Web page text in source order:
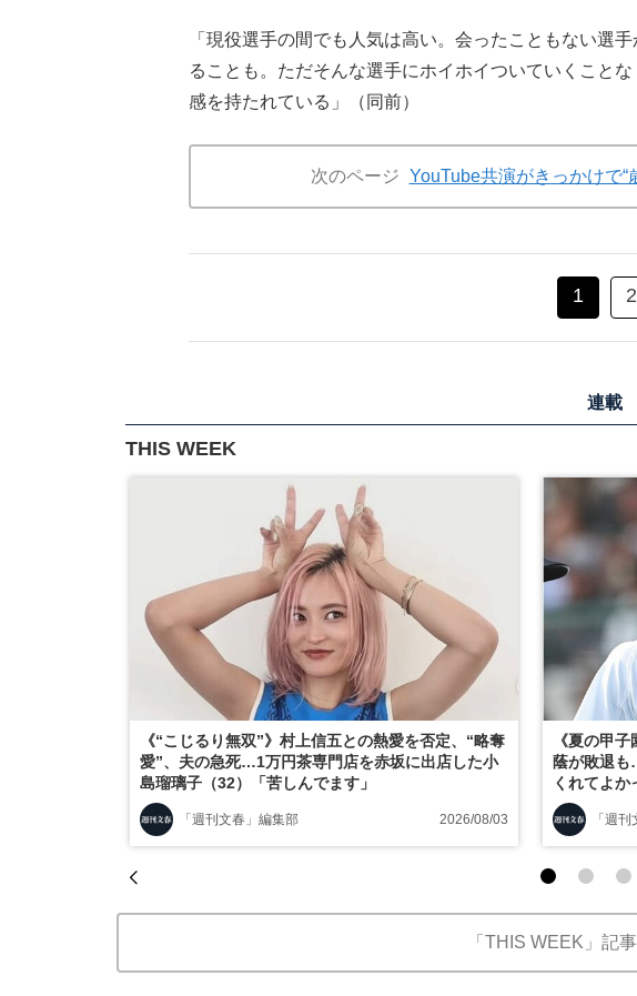
「現役選手の間でも人気は高い。会ったこともない選
ることも。ただそんな選手にホイホイついていくこと
感を持たれている」（同前）
次のページ YouTube共演がきっかけで“
1 2
連載
THIS WEEK
《“こじるり無双”》村上信五との熱愛を否定、“略奪
愛”、夫の急死…1万円茶専門店を赤坂に出店した小
島瑠璃子（32）「苦しんでます」
「週刊文春」編集部 2026/08/03
《夏の甲
蔭が敗退も
くれてよか
「週
「THIS WEEK」記